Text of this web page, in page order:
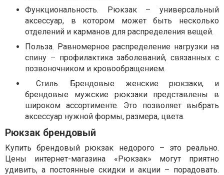
Функциональность. Рюкзак – универсальный
аксессуар, в котором может быть несколько
отделений и карманов для распределения вещей.
Польза. Равномерное распределение нагрузки на
спину – профилактика заболеваний, связанных с
позвоночником и кровообращением.
Стиль. Брендовые женские рюкзаки, и
брендовые мужские рюкзаки представлены в
широком ассортименте. Это позволяет выбрать
аксессуар нужной формы, размера, цвета.
Рюкзак брендовый
Купить брендовый рюкзак недорого – это реально.
Цены интернет-магазина «Рюкзак» могут приятно
удивить, а постоянные скидки и акции – порадовать.